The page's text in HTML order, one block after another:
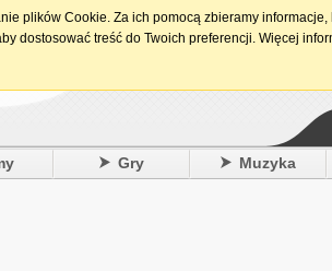
Gry Muzyka
plików Cookie. Za ich pomocą zbieramy
dostosować treść do Twoich preferencji. Więcej